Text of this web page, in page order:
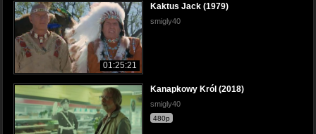
01:25:21
Kaktus Jack (1979)
smigly40
Kanapkowy Król (2018)
smigly40
480p